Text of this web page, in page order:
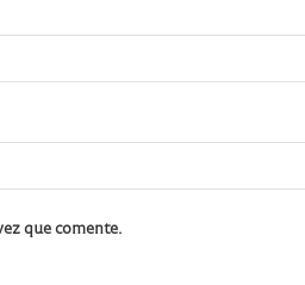
que comente.